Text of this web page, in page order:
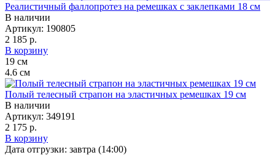
Реалистичный фаллопротез на ремешках с заклепками 18 см
В наличии
Артикул: 190805
2 185 р.
В корзину
19 см
4.6 см
Полый телесный страпон на эластичных ремешках 19 см
В наличии
Артикул: 349191
2 175 р.
В корзину
Дата отгрузки: завтра (14:00)